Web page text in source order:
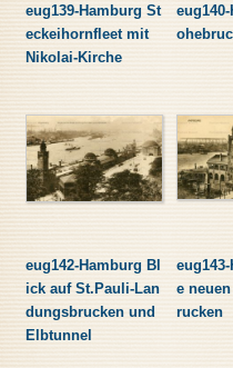
eug139-Hamburg St
eckeihornfleet mit
Nikolai-Kirche
eug142-Hamburg Bl
ick auf St.Pauli-Lan
dungsbrucken und
Elbtunnel
e
rucken